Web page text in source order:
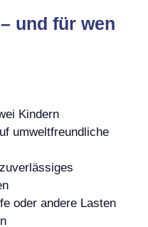
und für wen
Kindern
umweltfreundliche
oder andere Lasten